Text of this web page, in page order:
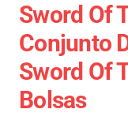
Sword Of
Conjunto
Sword Of
Bolsas